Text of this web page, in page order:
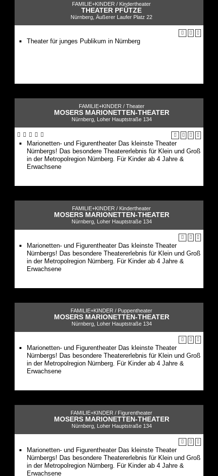
FAMILIE+KINDER / Kindertheater
THEATER PFÜTZE
Nürnberg, Äußerer Laufer Platz 22
Theater für junges Publikum in Nürnberg
FAMILIE+KINDER / Theater
MOSERS MARIONETTEN-THEATER
Nürnberg, Loher Hauptstraße 134
Marionetten- und Figurentheater Das kleinste Theater
Nürnbergs! Das besondere Theatererlebnis für Klein und Groß
in der Metropolregion Nürnberg. Für Kinder ab 4 Jahre &
Erwachsene
FAMILIE+KINDER / Kindertheater
MOSERS MARIONETTEN-THEATER
Nürnberg, Loher Hauptstraße 134
Marionetten- und Figurentheater Das kleinste Theater
Nürnbergs! Das besondere Theatererlebnis für Klein und Groß
in der Metropolregion Nürnberg. Für Kinder ab 4 Jahre &
Erwachsene
FAMILIE+KINDER / Puppentheater
MOSERS MARIONETTEN-THEATER
Nürnberg, Loher Hauptstraße 134
Marionetten- und Figurentheater Das kleinste Theater
Nürnbergs! Das besondere Theatererlebnis für Klein und Groß
in der Metropolregion Nürnberg. Für Kinder ab 4 Jahre &
Erwachsene
FAMILIE+KINDER / Figurentheater
MOSERS MARIONETTEN-THEATER
Nürnberg, Loher Hauptstraße 134
Marionetten- und Figurentheater Das kleinste Theater
Nürnbergs! Das besondere Theatererlebnis für Klein und Groß
in der Metropolregion Nürnberg. Für Kinder ab 4 Jahre &
Erwachsene